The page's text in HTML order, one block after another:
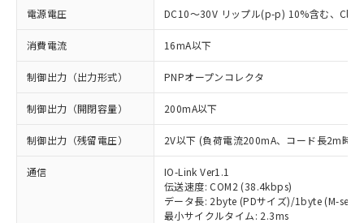
電源電圧 DC10～30V リップル(p-p) 10%含む、
消費電流 16mA以下
制御出力（出力形式） PNPオープンコレクタ
制御出力（開閉容量） 200mA以下
制御出力（残留電圧） 2V以下 (負荷電流200mA、コード長2m時)
通信
IO-Link Ver1.1
伝送速度: COM2 (38.4kbps)
データ長: 2byte (PDサイズ)/1byte (M-
最小サイクルタイム: 2.3ms